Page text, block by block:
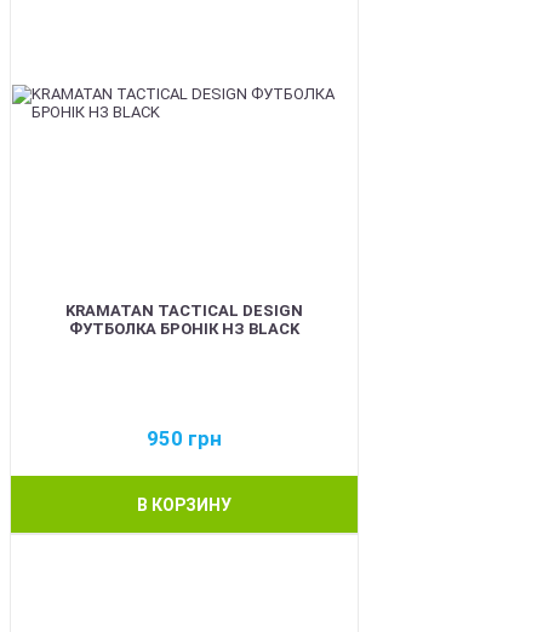
KRAMATAN TACTICAL DESIGN
ФУТБОЛКА БРОНІК НЗ BLACK
950 грн
В КОРЗИНУ